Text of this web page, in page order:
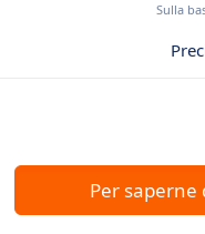
Sulla
Per saperne